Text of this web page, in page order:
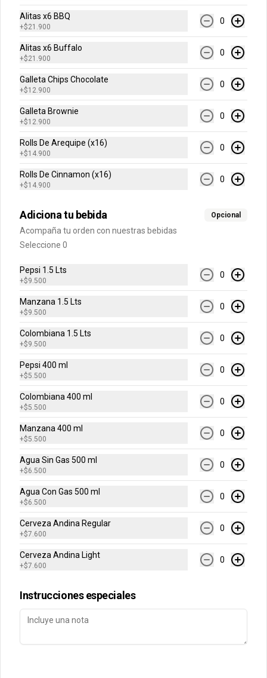
H20 500 ml
Sabores Limonata, Lima Limón,
$6.500
Sabores Mora, Mango, Naranja Piña o
Frutas Tropicales.
Conócenos
Contacto
Términos y condiciones
Política de privacidad
Redes sociales
Instagram
Mi cuenta
Iniciar sesión
Alitas x6 BBQ
+$21.900
0
Alitas x6 Buffalo
+$21.900
0
Galleta Chips Chocolate
+$12.900
0
Galleta Brownie
+$12.900
0
Rolls De Arequipe (x16)
+$14.900
0
Rolls De Cinnamon (x16)
+$14.900
0
Adiciona tu bebida Opcional
Acompaña tu orden con nuestras bebidas
Seleccione 0
Pepsi 1.5 Lts
+$9.500
0
Manzana 1.5 Lts
+$9.500
0
Colombiana 1.5 Lts
+$9.500
0
Pepsi 400 ml
+$5.500
0
Colombiana 400 ml
+$5.500
0
Manzana 400 ml
+$5.500
0
Agua Sin Gas 500 ml
+$6.500
0
Agua Con Gas 500 ml
+$6.500
0
Cerveza Andina Regular
+$7.600
0
Cerveza Andina Light
+$7.600
0
Instrucciones especiales